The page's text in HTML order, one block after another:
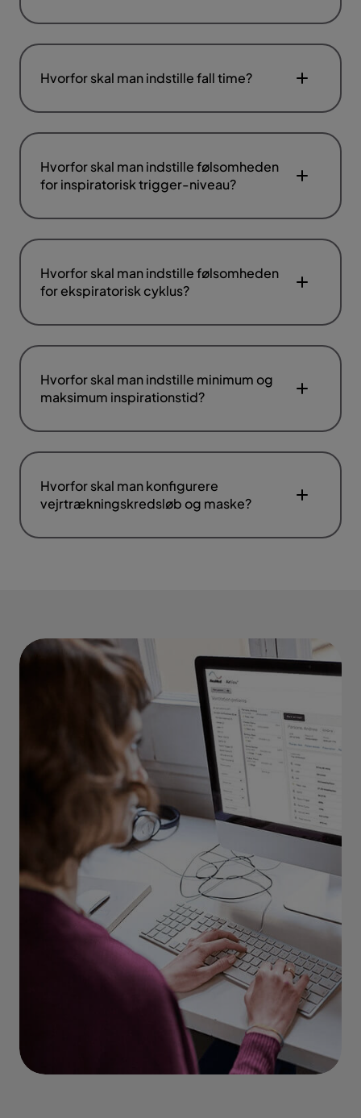
Hvorfor skal man indstille fall time?
Hvorfor skal man indstille følsomheden
for inspiratorisk trigger-niveau?
Hvorfor skal man indstille følsomheden
for ekspiratorisk cyklus?
Hvorfor skal man indstille minimum og
maksimum inspirationstid?
Hvorfor skal man konfigurere
vejrtrækningskredsløb og maske?